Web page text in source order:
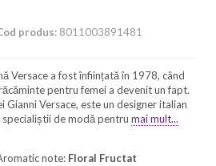
produs:8011003891481
Versace a fost înființată în 1978, când
pentru femei a devenit un fapt.
Gianni Versace, este un designer italian
de modă pentru mai mult...
note: Floral Fructat